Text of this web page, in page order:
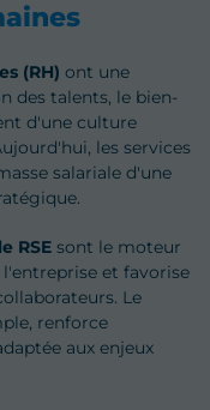
(RH) ont une
des talents, le bien-
d'une culture
les services
salariale d'une
RSE sont le moteur
et favorise
Le
renforce
aux enjeux